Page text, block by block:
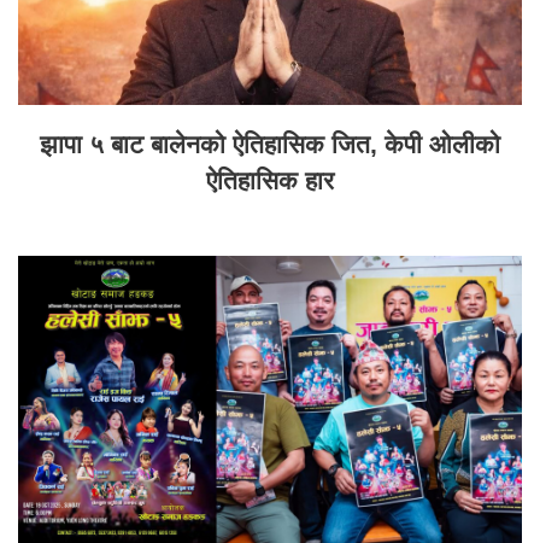
झापा ५ बाट बालेनको ऐतिहासिक जित, केपी ओलीको
ऐतिहासिक हार